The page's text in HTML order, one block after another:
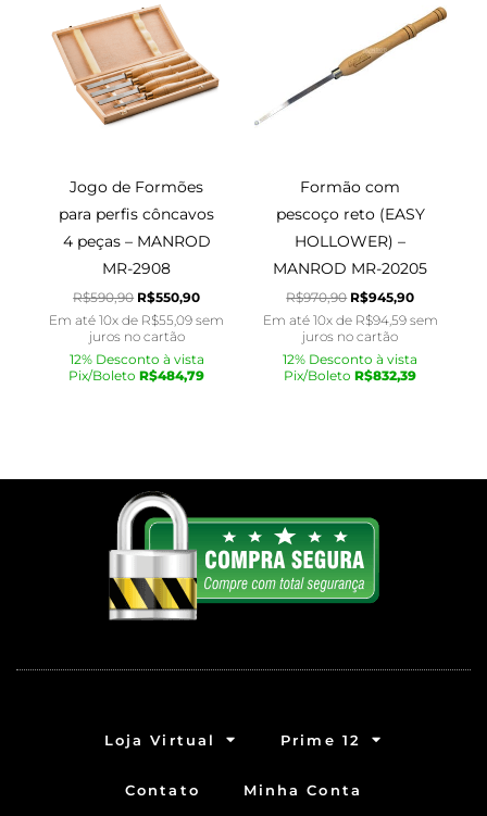
Jogo de Formões
para perfis côncavos
4 peças – MANROD
MR-2908
R$590,90
original
era:
R$590,90.
R$550,90
Em até 10x de R$55,09 sem
juros no cartão
12% Desconto à vista
Pix/Boleto R$484,79
Formão com
pescoço reto (EASY
HOLLOWER) –
MANROD MR-20205
R$970,90
R$970,90.
R$945,90
atual
é:
R$945,90.
Em até 10x de R$94,59 sem
juros no cartão
12% Desconto à vista
Pix/Boleto R$832,39
Loja Virtual Prime 12
Contato Minha Conta